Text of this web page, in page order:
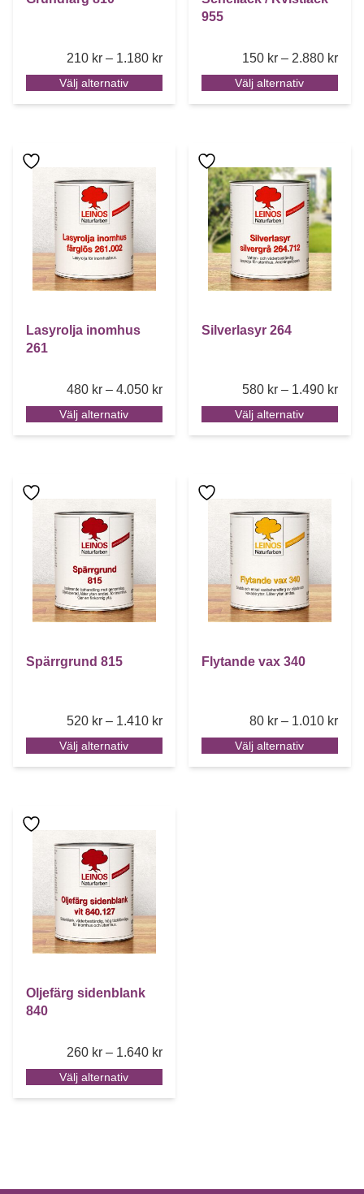
210 kr – 1.180 krPrice range: 210 kr through 1.180
Välj alternativ
955
150 kr – 2.880 kr
Välj alternativ
Lasyrolja inomhus
261
480 kr – 4.050 krPrice range: 480 kr through 4.050
Välj alternativ
Den här produkten har flera varianter. De olika
Silverlasyr 264
580 kr – 1.490 kr
Välj alternativ
Den här produkten har
Spärrgrund 815
520 kr – 1.410 krPrice range: 520 kr through 1.410
Välj alternativ
Den här produkten har flera varianter. De olika
Flytande vax 340
80 kr – 1.010 kr
Välj alternativ
Den här produkten har
Oljefärg sidenblank
840
260 kr – 1.640 krPrice range: 260 kr through 1.640
Välj alternativ
Den här produkten har flera varianter. De olika